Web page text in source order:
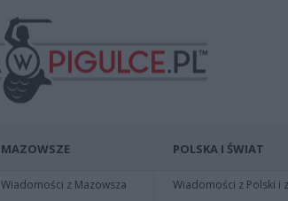
MAZOWSZE
Wiadomości z Mazowsza
POLSKA I ŚWIAT
Wiadomości z Polski i